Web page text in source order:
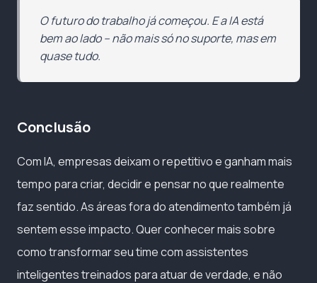
O futuro do trabalho já começou. E a IA está
bem ao lado – não mais só no suporte, mas em
quase tudo.
Conclusão
Com IA, empresas deixam o repetitivo e ganham mais
tempo para criar, decidir e pensar no que realmente
faz sentido. As áreas fora do atendimento também já
sentem esse impacto. Quer conhecer mais sobre
como transformar seu time com assistentes
inteligentes treinados para atuar de verdade, e não